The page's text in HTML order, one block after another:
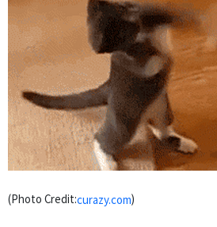
(Photo Credit:curazy.com)